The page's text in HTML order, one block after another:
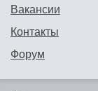
Вакансии
Контакты
Форум